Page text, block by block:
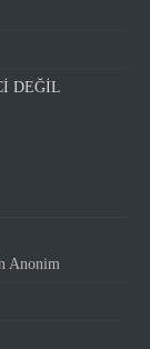
DEĞİL
Anonim